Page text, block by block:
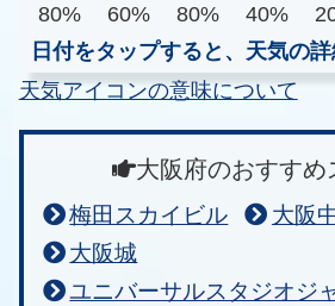
80%
60% 80% 40%
日付をタップすると、天気の
天気アイコンの意味について
大阪府のおすすめ
梅田スカイビル
大阪
大阪城
ユニバーサルスタジオジ